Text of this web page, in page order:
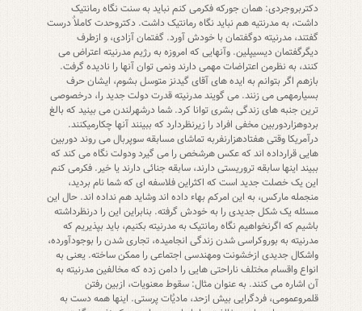
دکتربروجردی: همان جورکه فکرمی کنم نباید به سنت نگاه رمانتیک
داشت، به مدرنتیه هم نباید نگاه رمانتیک داشت. دکتروحدت کاملاٌ درست
گفتند، مدرنیته دوگفتمان با خودش آورد. گفتمان آزادی، و ازطرف
دیگرگفتمان دیسیپلین. وآنهایی که امروزه به رژیم مدرنیته اعتراض می
کنند، به نظرمن اعتراضات مهمی دارند ونمی توان آنها را نادیده گرفت.
بازهم اگر بتوانم به ایده های آقای گیدنز متوسل بشوم، ایشان حرف
بسیارمهمی می زنند. می گویند مدرنیته قدرت دولت جدید را، درخصوصی
ترین جنبه های زندگی بشری توانا کرد. شما درشهرلندن می بینید که بالغ
بردوهزاردوربین مخفی افراد را زیرنظردارد که ببینند آنها چکارمیکنند.
درآمریکا وقتی هفتادهزارنفربه تماشای مسابقه سوپربال می روند دوربین
هایی قرارداده اند که عکس هرشخص را می گیرد ودولت نگاه می کند که
ببیند اینها سابقه تروریستی دارند، سابقه جنائی دارند یا خیر. فکرمی کنم
این یک خصلت جدید است که اکثراین فلاسفه ای که شما نام بردید،
منجمله مارکس، به این امرکم بهاء داده اند وشاید هم نداده اند. حال این
مسئله یک شکل جدیدی را به خودش گرفته. بنابراین این را درنظرداشته
باشیم که اگرنخواهیم نگاه رمانتیک به مدرنیته بکنیم، باید بپذیریم که
مدرنیته به بوروکراسی شدن زندگی انجامیده، تجاری شدن را بوجودآورده،
واشکال جدیدی ازخشونت ومهندسی اجتماعی را ممکن ساخته. یعنی به
انواع واقسام مختلف ناراحتی هایی را دامن زده که مخالفین مدرنیته به
آن اشاره می کنند. به عنوان مثال: سقوط معنویات، ازبین رفتن
قلمروعمومی، فردگرایی بیش ازحد، مادیٌات پرستی. اینها همه دست به